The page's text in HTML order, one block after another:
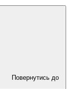
Повернутись до